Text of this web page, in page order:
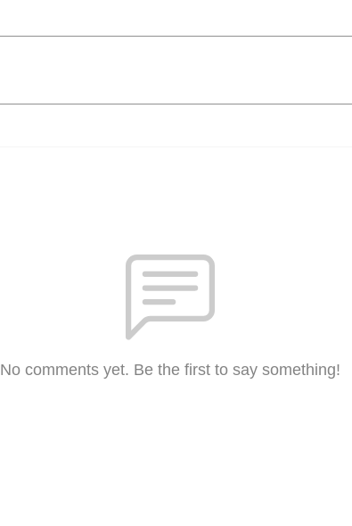
No comments yet. Be the first to say something!